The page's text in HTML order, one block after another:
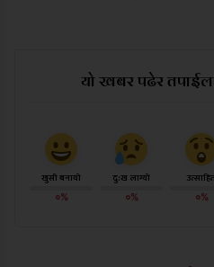
यो खबर पढेर
खुसी बनायो
०%
दु:ख लाग्यो
०% ०%